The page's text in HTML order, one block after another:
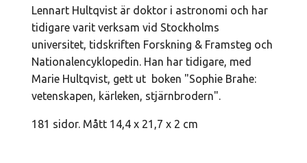
Lennart Hultqvist är doktor i astronomi och har
tidigare varit verksam vid Stockholms
universitet, tidskriften Forskning & Framsteg och
Nationalencyklopedin. Han har tidigare, med
Marie Hultqvist, gett ut boken "Sophie Brahe:
vetenskapen, kärleken, stjärnbrodern".
181 sidor. Mått 14,4 x 21,7 x 2 cm